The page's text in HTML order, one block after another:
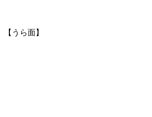
【うら面】